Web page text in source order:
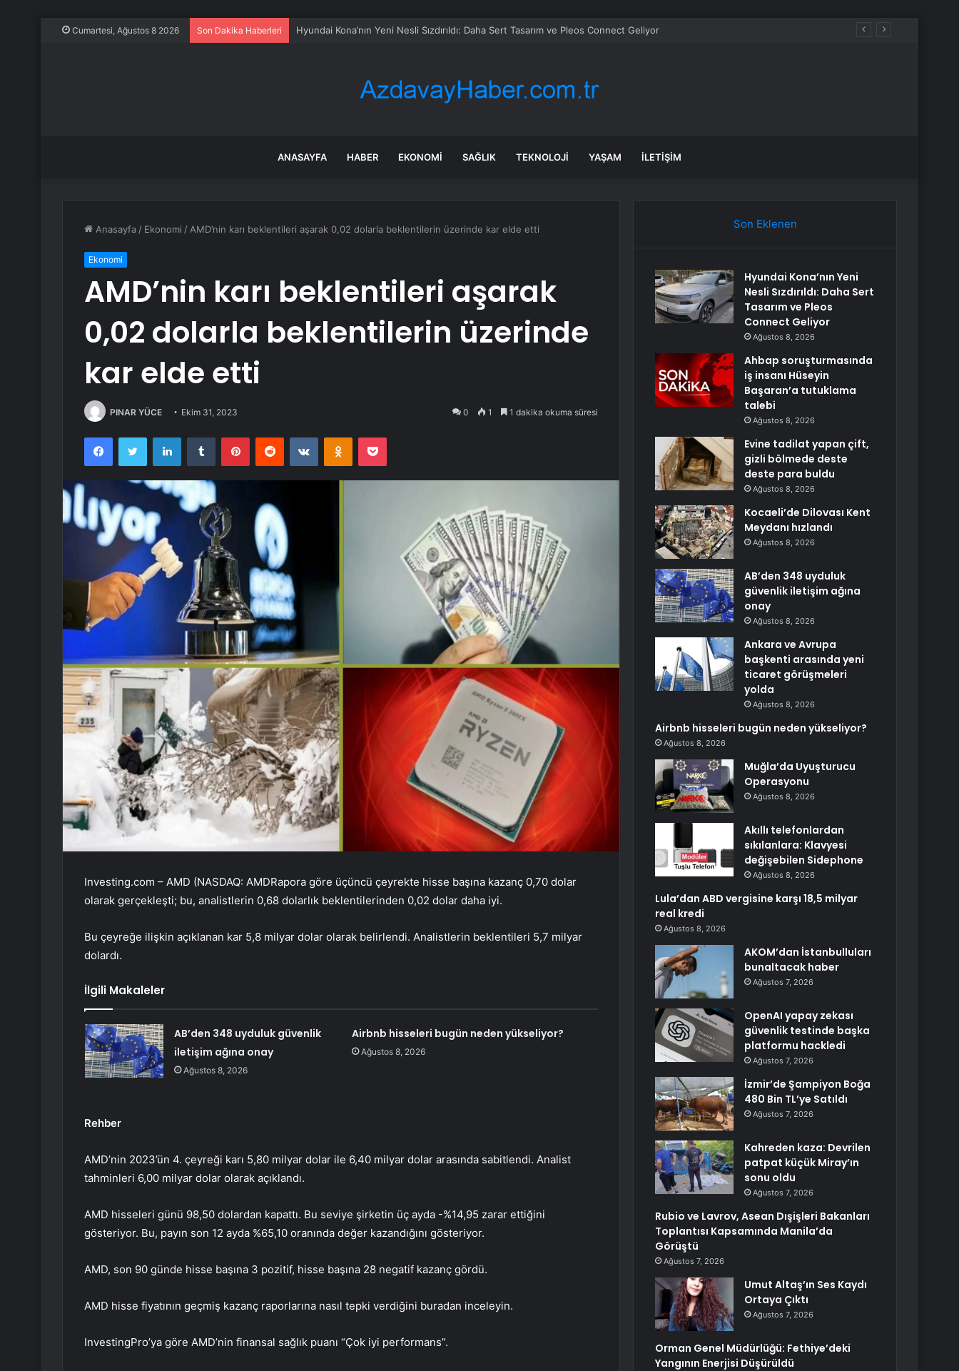
Cumartesi, Ağustos 8 2026 Son Dakika Haberleri Ahbap soruşturmasında iş insanı Hüseyin Başaran’a tutuklama talebi
ANASAYFA HABER EKONOMI SAĞLIK TEKNOLOJI YAŞAM İLETIŞIM
Anasayfa / Ekonomi / AMD’nin karı beklentileri aşarak 0,02 dolarla beklentilerin üzerinde kar elde etti
Ekonomi
AMD’nin karı beklentileri aşarak
0,02 dolarla beklentilerin üzerinde
kar elde etti
PINAR YÜCE Ekim 31, 2023 0 1 1 dakika okuma süresi
FacebookTwitter LinkedInTumblr PinterestReddit VKontakteOdnoklassniki
Pocket
Investing.com – AMD (NASDAQ: AMDRapora göre üçüncü çeyrekte hisse başına kazanç 0,70 dolar
olarak gerçekleşti; bu, analistlerin 0,68 dolarlık beklentilerinden 0,02 dolar daha iyi.
Bu çeyreğe ilişkin açıklanan kar 5,8 milyar dolar olarak belirlendi. Analistlerin beklentileri 5,7 milyar
dolardı.
İlgili Makaleler
AB’den 348 uyduluk güvenlik
iletişim ağına onay
Ağustos 8, 2026
Airbnb hisseleri bugün neden yükseliyor?
Ağustos 8, 2026
Rehber
AMD’nin 2023’ün 4. çeyreği karı 5,80 milyar dolar ile 6,40 milyar dolar arasında sabitlendi. Analist
tahminleri 6,00 milyar dolar olarak açıklandı.
AMD hisseleri günü 98,50 dolardan kapattı. Bu seviye şirketin üç ayda -%14,95 zarar ettiğini
gösteriyor. Bu, payın son 12 ayda %65,10 oranında değer kazandığını gösteriyor.
AMD, son 90 günde hisse başına 3 pozitif, hisse başına 28 negatif kazanç gördü.
AMD hisse fiyatının geçmiş kazanç raporlarına nasıl tepki verdiğini buradan inceleyin.
InvestingPro’ya göre AMD’nin finansal sağlık puanı “Çok iyi performans”.
Son Eklenen
Hyundai Kona’nın Yeni
Nesli Sızdırıldı: Daha Sert
Tasarım ve Pleos
Connect Geliyor
Ağustos 8, 2026
Ahbap soruşturmasında
iş insanı Hüseyin
Başaran’a tutuklama
talebi
Ağustos 8, 2026
Evine tadilat yapan çift,
gizli bölmede deste
deste para buldu
Ağustos 8, 2026
Kocaeli’de Dilovası Kent
Meydanı hızlandı
Ağustos 8, 2026
AB’den 348 uyduluk
güvenlik iletişim ağına
onay
Ağustos 8, 2026
Ankara ve Avrupa
başkenti arasında yeni
ticaret görüşmeleri
yolda
Ağustos 8, 2026
Airbnb hisseleri bugün neden yükseliyor?
Ağustos 8, 2026
Muğla’da Uyuşturucu
Operasyonu
Ağustos 8, 2026
Akıllı telefonlardan
sıkılanlara: Klavyesi
değişebilen Sidephone
Ağustos 8, 2026
Lula’dan ABD vergisine karşı 18,5 milyar
real kredi
Ağustos 8, 2026
AKOM’dan İstanbulluları
bunaltacak haber
Ağustos 7, 2026
OpenAI yapay zekası
güvenlik testinde başka
platformu hackledi
Ağustos 7, 2026
İzmir’de Şampiyon Boğa
480 Bin TL’ye Satıldı
Ağustos 7, 2026
Kahreden kaza: Devrilen
patpat küçük Miray’ın
sonu oldu
Ağustos 7, 2026
Rubio ve Lavrov, Asean Dışişleri Bakanları
Toplantısı Kapsamında Manila’da
Görüştü
Ağustos 7, 2026
Umut Altaş’ın Ses Kaydı
Ortaya Çıktı
Ağustos 7, 2026
Orman Genel Müdürlüğü: Fethiye’deki
Yangının Enerjisi Düşürüldü